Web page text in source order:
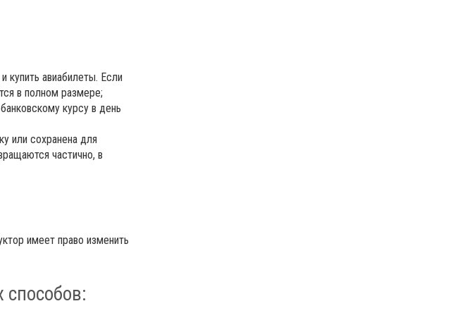
купить авиабилеты. Если
в полном размере;
курсу в день
или сохранена для
частично, в
имеет право изменить
способов: